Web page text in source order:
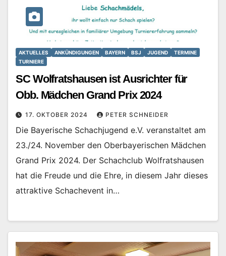
AKTUELLES ANKÜNDIGUNGEN BAYERN BSJ JUGEND
TERMINE
TURNIERE
SC Wolfratshausen ist Ausrichter für
Obb. Mädchen Grand Prix 2024
17. OKTOBER 2024 PETER SCHNEIDER
Die Bayerische Schachjugend e.V. veranstaltet am
23./24. November den Oberbayerischen Mädchen
Grand Prix 2024. Der Schachclub Wolfratshausen
hat die Freude und die Ehre, in diesem Jahr dieses
attraktive Schachevent in…